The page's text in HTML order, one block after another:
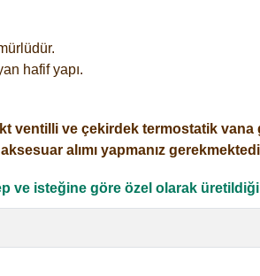
hafif yapı.
ventilli ve çekirdek termostatik vana
alımı yapmanız
ve isteğine göre özel olarak